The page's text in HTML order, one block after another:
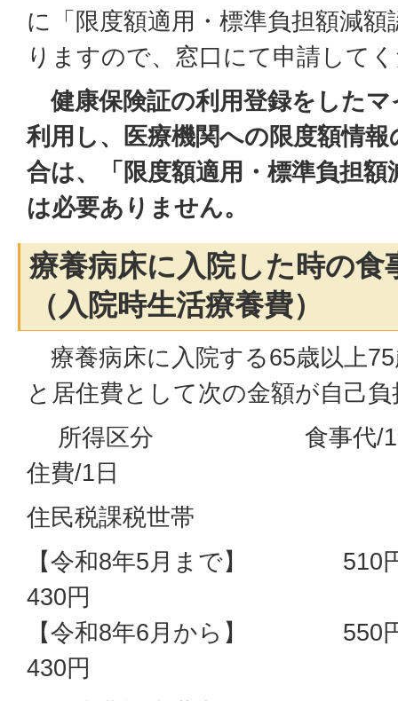
に「限度額適用・標準負担額減
りますので、窓口にて申請して
健康保険証の利用登録をした
利用し、医療機関への限度額情
合は、「限度額適用・標準負担額
は必要ありません。
療養病床に入院した時の食
（入院時生活療養費）
療養病床に入院する65歳以上
と居住費として次の金額が自己
所得区分 食事
住費/1日
住民税課税
【令和8年5月ま
430円
【令和8年6月か
430円